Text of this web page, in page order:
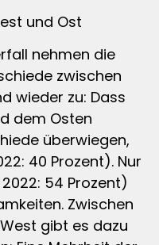
und Ost
nehmen die
zwischen
wieder zu: Dass
dem Osten
überwiegen,
40 Prozent). Nur
54 Prozent)
Zwischen
gibt es dazu